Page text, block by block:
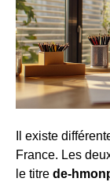
Il existe
France. Les
le titre de-